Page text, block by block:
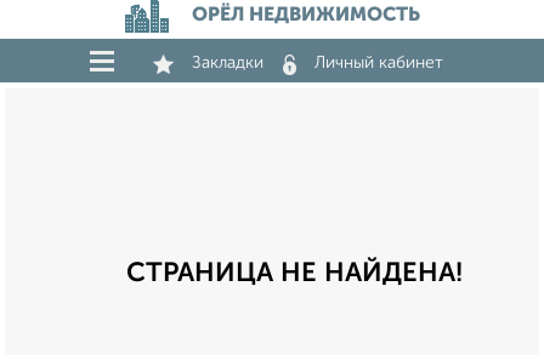
ОРЁЛ НЕДВИЖИМОСТЬ
Закладки Личный кабинет
СТРАНИЦА НЕ НАЙДЕНА!